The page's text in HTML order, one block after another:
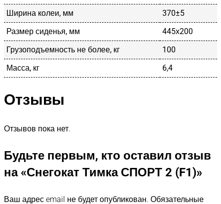
Ширина колеи, мм
370±5
Размер сиденья, мм
445х200
Грузоподъемность не более, кг
100
Масса, кг
6,4
Отзывы
Отзывов пока нет.
Будьте первым, кто оставил отзыв
на «Снегокат Тимка СПОРТ 2 (F1)»
Ваш адрес email не будет опубликован. Обязательные